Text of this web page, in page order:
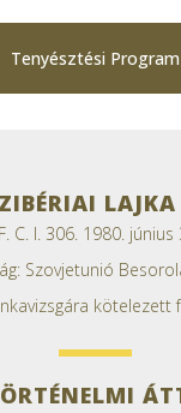
Tenyésztési Program
LAJKA
F. C. I. 306. 1980. június
Szovjetunió
kötelezett